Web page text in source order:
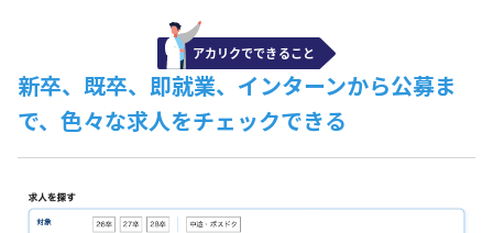
新卒、既卒、即就業、インターンから公募ま
で、色々な求人をチェックできる